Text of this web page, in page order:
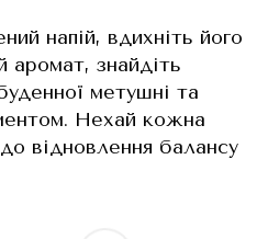
напій, вдихніть його
аромат, знайдіть
метушні та
Нехай кожна
відновлення балансу